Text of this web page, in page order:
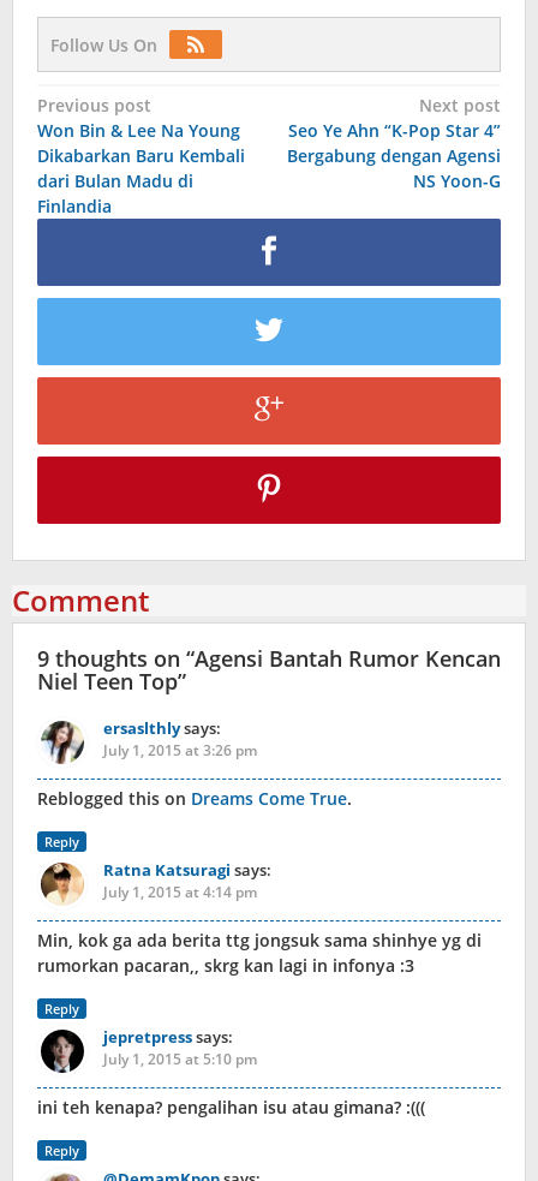
Follow Us On
Post
navigation
Previous post
Won Bin & Lee Na Young
Dikabarkan Baru Kembali
dari Bulan Madu di
Finlandia
Next post
Seo Ye Ahn “K-Pop Star 4”
Bergabung dengan Agensi
NS Yoon-G
Comment
9 thoughts on “Agensi Bantah Rumor Kencan
Niel Teen Top”
ersaslthlysays:
July 1, 2015 at 3:26 pm
Reblogged this on Dreams Come True.
Reply
Ratna Katsuragi says:
July 1, 2015 at 4:14 pm
Min, kok ga ada berita ttg jongsuk sama shinhye yg di
rumorkan pacaran,, skrg kan lagi in infonya :3
Reply
jepretpresssays:
July 1, 2015 at 5:10 pm
ini teh kenapa? pengalihan isu atau gimana? :(((
Reply